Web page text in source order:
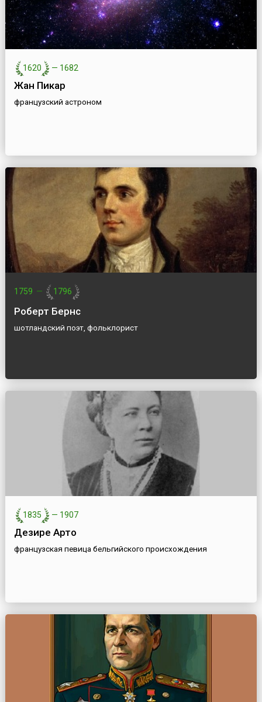
1620 — 1682
Жан Пикар
французский астроном
1759 — 1796
Роберт Бернс
шотландский поэт, фольклорист
1835 — 1907
Дезире Арто
французская певица бельгийского происхождения